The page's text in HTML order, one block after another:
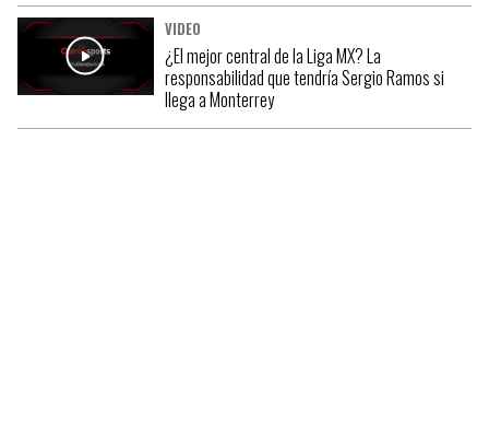
VIDEO
¿El mejor central de la Liga MX? La
responsabilidad que tendría Sergio Ramos si
llega a Monterrey